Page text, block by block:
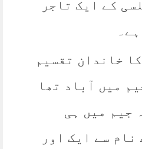
کے ایک تاجر
خاندان تقسیم
میں آباد تھا
جیم میں ہی
نام سے ایک اور